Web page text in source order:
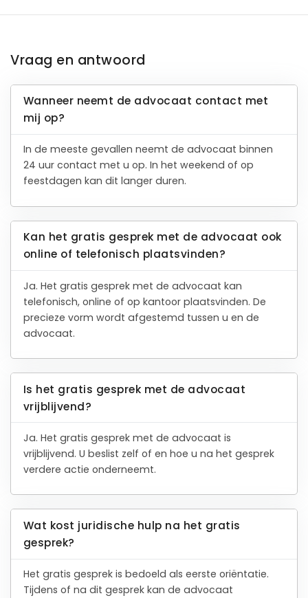
Vraag en antwoord
Wanneer neemt de advocaat contact met
mij op?
In de meeste gevallen neemt de advocaat binnen
24 uur contact met u op. In het weekend of op
feestdagen kan dit langer duren.
Kan het gratis gesprek met de advocaat ook
online of telefonisch plaatsvinden?
Ja. Het gratis gesprek met de advocaat kan
telefonisch, online of op kantoor plaatsvinden. De
precieze vorm wordt afgestemd tussen u en de
advocaat.
Is het gratis gesprek met de advocaat
vrijblijvend?
Ja. Het gratis gesprek met de advocaat is
vrijblijvend. U beslist zelf of en hoe u na het gesprek
verdere actie onderneemt.
Wat kost juridische hulp na het gratis
gesprek?
Het gratis gesprek is bedoeld als eerste oriëntatie.
Tijdens of na dit gesprek kan de advocaat